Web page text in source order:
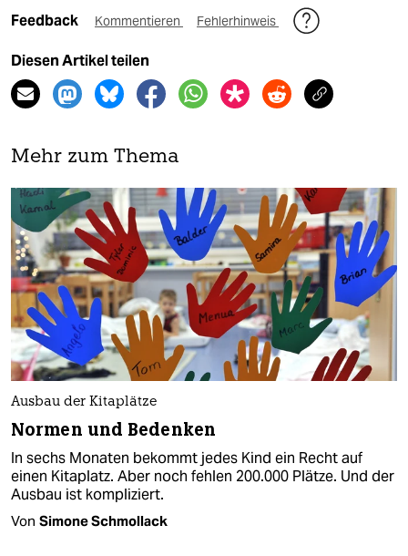
Feedback Kommentieren Fehlerhinweis
Diesen Artikel teilen
Mehr zum Thema
Ausbau der Kitaplätze
Normen und Bedenken
In sechs Monaten bekommt jedes Kind ein Recht auf
einen Kitaplatz. Aber noch fehlen 200.000 Plätze. Und der
Ausbau ist kompliziert.
Von Simone Schmollack